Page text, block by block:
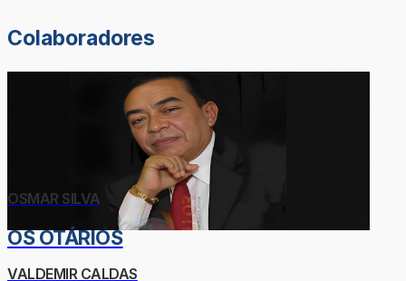
Colaboradores
OSMAR SILVA
OS OTÁRIOS
VALDEMIR CALDAS